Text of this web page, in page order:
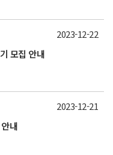
모집 안내
2023-12-22
내
2023-12-21